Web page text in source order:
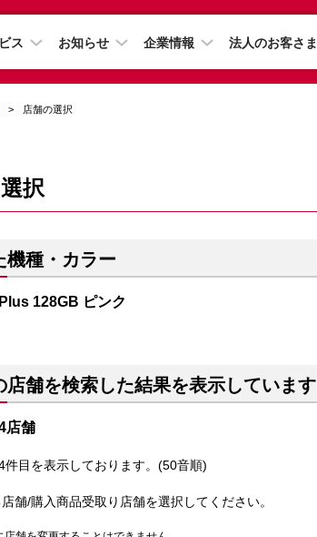
ス お知らせ 企業情報 法人のお客さま
店舗の選択
択
機種・カラー
128GB ピンク
店舗を検索した結果を表示しています
店舗
件目を表示しております。(50音順)
舗/購入商品受取り店舗を選択してください。